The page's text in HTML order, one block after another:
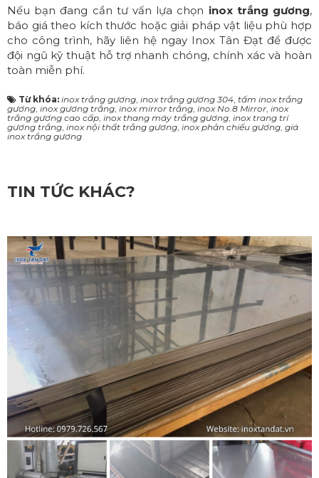
Nếu bạn đang cần tư vấn lựa chọn inox trắng gương,
báo giá theo kích thước hoặc giải pháp vật liệu phù hợp
cho công trình, hãy liên hệ ngay Inox Tân Đạt để được
đội ngũ kỹ thuật hỗ trợ nhanh chóng, chính xác và hoàn
toàn miễn phí.
Từ khóa: inox trắng gương inox trắng gương 304 tấm inox trắng
gương inox gương trắng inox mirror trắng inox No.8 Mirror inox
trắng gương cao cấp inox thang máy trắng gương inox trang trí
gương trắng inox nội thất trắng gương inox phản chiếu gương giá
inox trắng gương
TIN TỨC KHÁC?